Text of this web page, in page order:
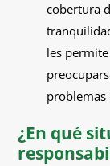
cobertura
les
problemas
¿En qué